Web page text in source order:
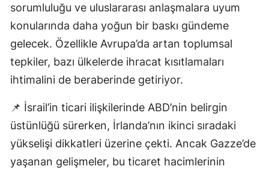
Şırnak
Bartın
Ardahan
Yalova
Karabük
Kilis
sorumluluğu ve uluslararası anlaşmalara uyum
konularında daha yoğun bir baskı gündeme
gelecek. Özellikle Avrupa’da artan toplumsal
tepkiler, bazı ülkelerde ihracat kısıtlamaları
ihtimalini de beraberinde getiriyor.
📌 İsrail’in ticari ilişkilerinde ABD’nin belirgin
üstünlüğü sürerken, İrlanda’nın ikinci sıradaki
yükselişi dikkatleri üzerine çekti. Ancak Gazze’de
yaşanan gelişmeler, bu ticaret hacimlerinin